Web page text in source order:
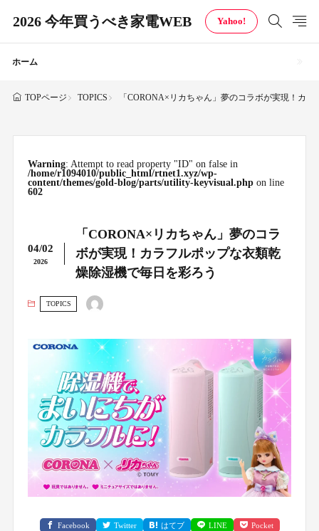
2026 今年買うべき家電WEB Yahoo!
ホーム
TOPページ TOPICS 「CORONA×リカちゃん」夢のコラボが実現！カ
Warning: Attempt to read property "ID" on false in
/home/r1094010/public_html/rtnet1.xyz/wp-
content/themes/gold-blog/parts/utility-keyvisual.phpon line
602
04/02
2026
「CORONA×リカちゃん」夢のコラ
ボが実現！カラフルポップな衣類乾
燥除湿機で毎日を彩ろう
TOPICS
Facebook Twitter はてブ LINE Pocket